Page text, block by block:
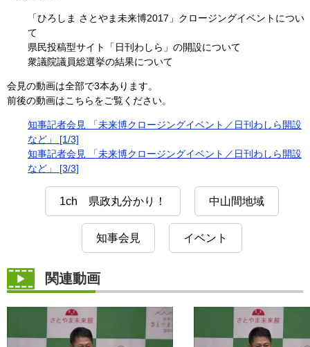
「ひろしま さとやま未来博2017」クロージングイベントについ
て
県民投稿型サイト「日刊わしら」の開設について
衆議院議員総選挙の結果について
会見の動画は全部で3本あります。
前後の動画はこちらをご覧ください。
知事記者会見 「未来博クロージングイベント／日刊わしら開設
など」 [1/3]
知事記者会見 「未来博クロージングイベント／日刊わしら開設
など」 [3/3]
1ch 県政丸分かり！ 中山間地域
知事会見 イベント
関連動画